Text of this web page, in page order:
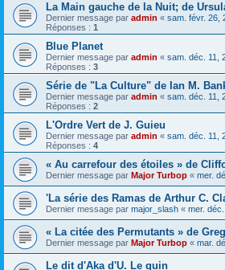
La Main gauche de la Nuit; de
Dernier message par admin « sam. févr. 26,
Réponses : 1
Blue Planet
Dernier message par admin « sam. déc. 11,
Réponses : 3
Série de "La Culture" de Ian M.
Dernier message par admin « sam. déc. 11,
Réponses : 2
L'Ordre Vert de J. Guieu
Dernier message par admin « sam. déc. 11,
Réponses : 4
« Au carrefour des étoiles » de
Dernier message par Major Turbop « mer.
'La série des Ramas de Arthur C.
Dernier message par major_slash « mer.
« La citée des Permutants » de
Dernier message par Major Turbop « mar.
Le dit d'Aka d'U. Le guin